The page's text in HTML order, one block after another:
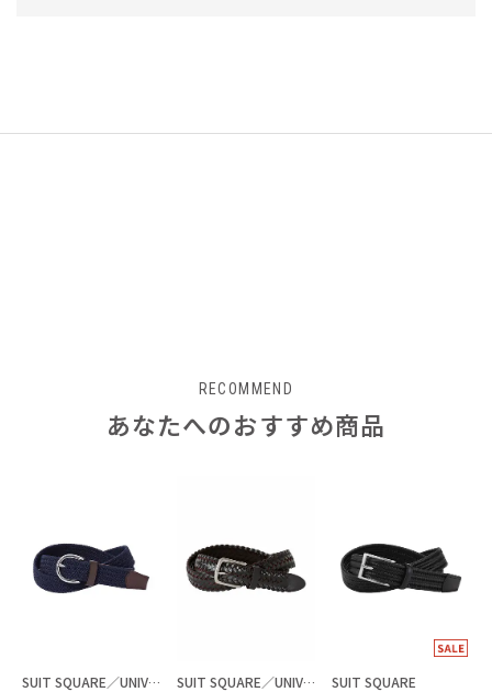
RECOMMEND
あなたへのおすすめ商品
SUIT SQUARE／UNIVERSAL LANGUAGE
SUIT SQUARE／UNIVERSAL LANGUAGE
SUIT SQUARE